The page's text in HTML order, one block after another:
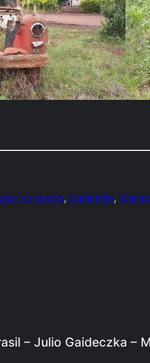
no tempo, Caminhão,
– Julio Gaideczka –